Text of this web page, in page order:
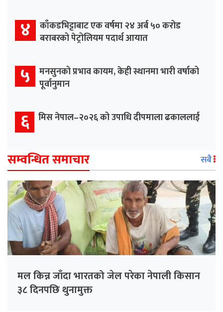
४ काँकडभिट्टाबाट एक वर्षमा २४ अर्ब ५० करोड
बराबरको पेट्रोलियम पदार्थ आयात
५ मनसुनको प्रभाव कायम, केही स्थानमा भारी वर्षाको
पूर्वानुमान
६ मिस नेपाल–२०२६ को उपाधि दीपमाला ढकाललाई
सम्वन्धित समाचार सबै
मल किन्न जाँदा भारतको जेल परेका नेपाली किसान
३८ दिनपछि थुनामुक्त